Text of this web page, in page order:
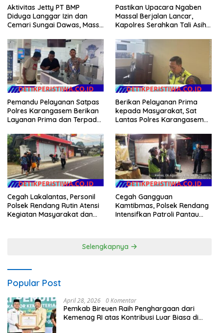
Aktivitas Jetty PT BMP
Diduga Langgar Izin dan
Cemari Sungai Dawas, Massa
Barikade 98 Minta
Pemerintah Usut Tuntas
Pastikan Upacara Ngaben
Massal Berjalan Lancar,
Kapolres Serahkan Tali Asih
Pemandu Pelayanan Satpas
Polres Karangasem Berikan
Layanan Prima dan Terpadu
Berikan Pelayanan Prima
kepada Masyarakat, Sat
Lantas Polres Karangasem
Kepengurusan BPKB
Cegah Lakalantas, Personil
Polsek Rendang Rutin Atensi
Kegiatan Masyarakat dan
Cegah Gangguan
Kamtibmas, Polsek Rendang
Intensifkan Patroli Pantau
Selengkapnya
Popular Post
April 28, 2026 0 Komentar
Pemkab Bireuen Raih Penghargaan dari
Kemenag RI atas Kontribusi Luar Biasa di